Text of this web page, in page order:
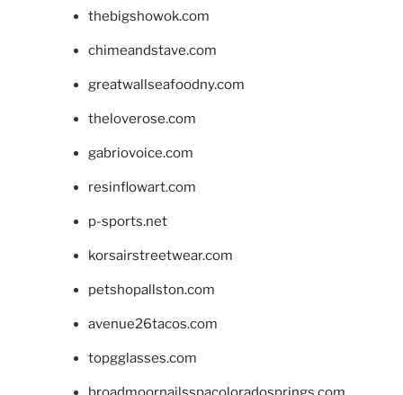
thebigshowok.com
chimeandstave.com
greatwallseafoodny.com
theloverose.com
gabriovoice.com
resinflowart.com
p-sports.net
korsairstreetwear.com
petshopallston.com
avenue26tacos.com
topgglasses.com